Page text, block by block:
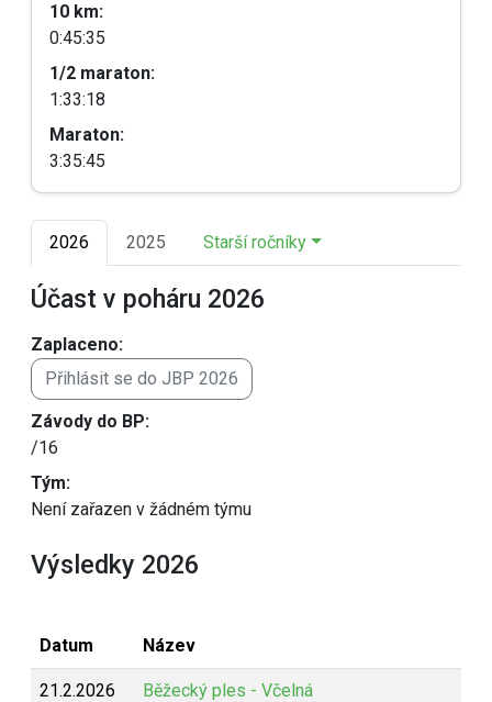
10 km:
0:45:35
1/2 maraton:
1:33:18
Maraton:
3:35:45
2026 2025 Starší ročníky
Účast v poháru 2026
Zaplaceno:
Přihlásit se do JBP 2026
Závody do BP:
/16
Tým:
Není zařazen v žádném týmu
Výsledky 2026
Datum Název
21.2.2026 Běžecký ples - Včelná